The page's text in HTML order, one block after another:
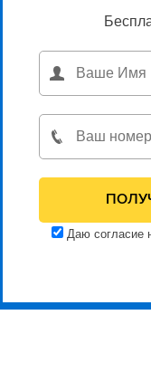
Даю согласие